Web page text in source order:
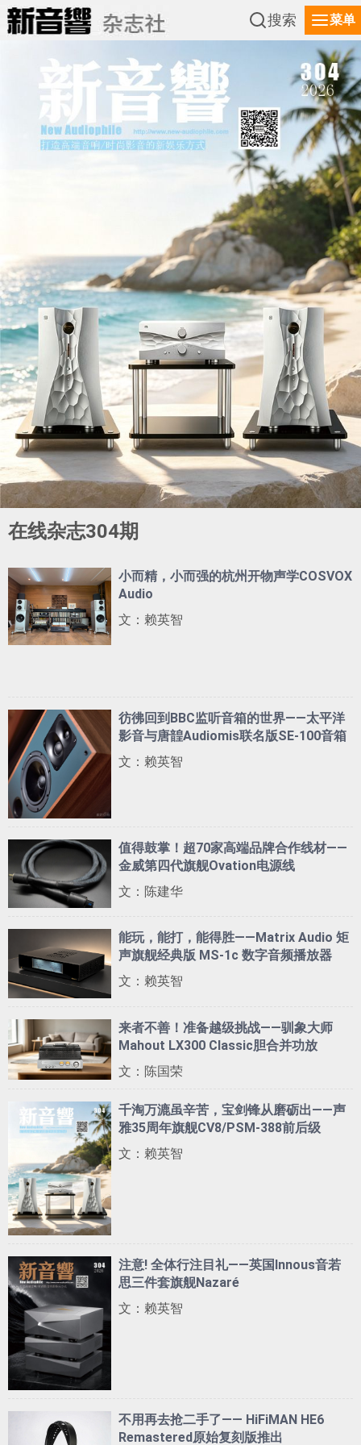
搜索 菜单
在线杂志304期
小而精，小而强的杭州开物声学COSVOX
Audio
文：赖英智
彷彿回到BBC监听音箱的世界——太平洋
影音与唐韹Audiomis联名版SE-100音箱
文：赖英智
值得鼓掌！超70家高端品牌合作线材——
金威第四代旗舰Ovation电源线
文：陈建华
能玩，能打，能得胜——Matrix Audio 矩
声旗舰经典版 MS-1c 数字音频播放器
文：赖英智
来者不善！准备越级挑战——驯象大师
Mahout LX300 Classic胆合并功放
文：陈国荣
千淘万漉虽辛苦，宝剑锋从磨砺出——声
雅35周年旗舰CV8/PSM-388前后级
文：赖英智
注意! 全体行注目礼——英国Innous音若
思三件套旗舰Nazaré
文：赖英智
不用再去抢二手了—— HiFiMAN HE6
Remastered原始复刻版推出